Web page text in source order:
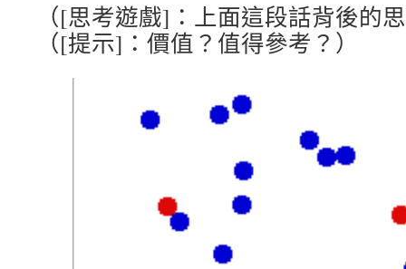
（[思考遊戲]：上面這段話背後的
（[提示]：價值？值得參考？）